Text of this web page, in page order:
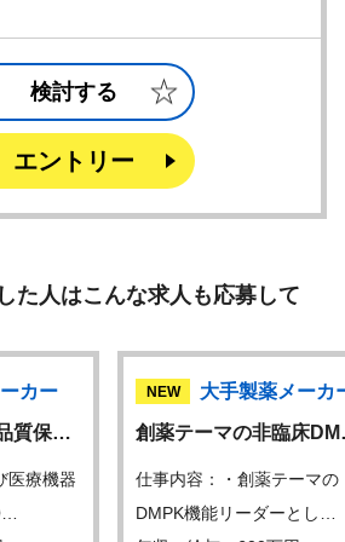
検討する
エントリー
た人はこんな求人も応募して
カー
質保…
医療機器
NEW
大手製薬メーカ
創薬テーマの非臨床
仕事内容：・創薬テーマの
DMPK機能リーダーとし…